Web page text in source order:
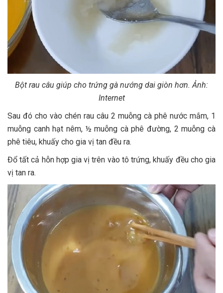
Bột rau câu giúp cho trứng gà nướng dai giòn hơn. Ảnh:
Internet
Sau đó cho vào chén rau câu 2 muỗng cà phê nước mắm, 1
muỗng canh hạt nêm, ½ muỗng cà phê đường, 2 muỗng cà
phê tiêu, khuấy cho gia vị tan đều ra.
Đổ tất cả hỗn hợp gia vị trên vào tô trứng, khuấy đều cho gia
vị tan ra.